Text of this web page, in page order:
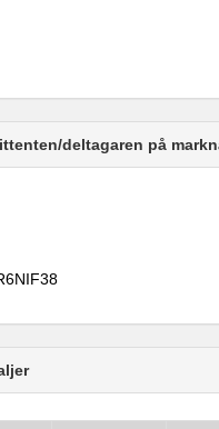
deltagaren på